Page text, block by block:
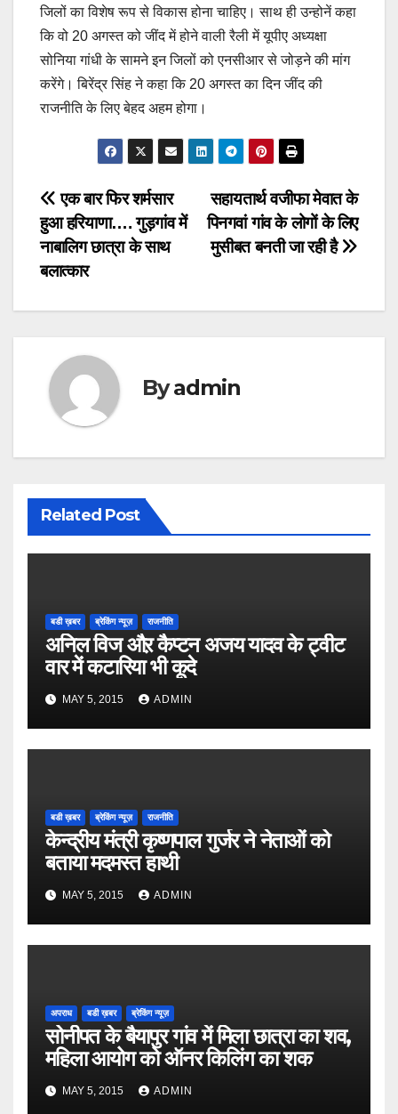
जिलों का विशेष रूप से विकास होना चाहिए। साथ ही उन्होनें कहा
कि वो 20 अगस्त को जींद में होने वाली रैली में यूपीए अध्यक्षा
सोनिया गांधी के सामने इन जिलों को एनसीआर से जोड़ने की मांग
करेंगे। बिरेंद्र सिंह ने कहा कि 20 अगस्त का दिन जींद की
राजनीति के लिए बेहद अहम होगा।
Post
navigation
सहायतार्थ वजीफा मेवात के
पिनगवां गांव के लोगों के लिए
मुसीबत बनती जा रही है
एक बार फिर शर्मसार
हुआ हरियाणा…. गुड़गांव में
नाबालिग छात्रा के साथ
बलात्कार
Byadmin
Related Post
बडी ख़बर ब्रेकिंग न्यूज़ राजनीति
अनिल विज औऱ कैप्टन अजय यादव के ट्वीट
वार में कटारिया भी कूदे
MAY 5, 2015 ADMIN
बडी ख़बर ब्रेकिंग न्यूज़ राजनीति
केन्द्रीय मंत्री कृष्णपाल गुर्जर ने नेताओं को
बताया मदमस्त हाथी
MAY 5, 2015 ADMIN
अपराध बडी ख़बर ब्रेकिंग न्यूज़
सोनीपत के बैयापुर गांव में मिला छात्रा का शव,
महिला आयोग को ऑनर किलिंग का शक
MAY 5, 2015 ADMIN